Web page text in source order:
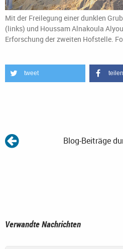
Mit der Freilegung einer dunklen
(links) und Houssam Alnakoula
Erforschung der zweiten Hofstelle.
tweet teilen
Blog-Beiträge
Verwandte Nachrichten